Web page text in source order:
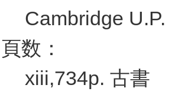
Cambridge U.P.
頁数：
xiii,734p. 古書